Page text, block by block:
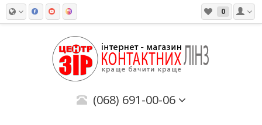
0
(068) 691-00-06